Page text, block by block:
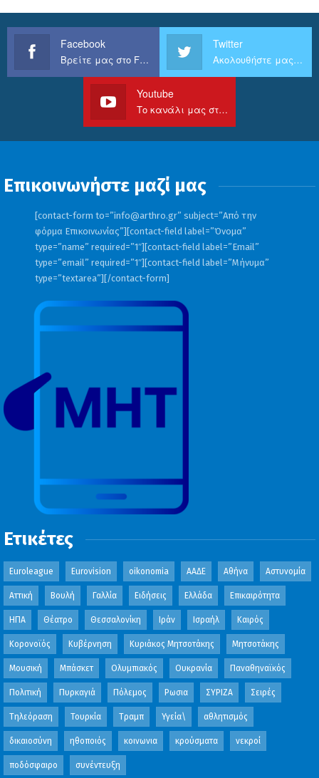
Facebook
Βρείτε μας στο Facebook
Twitter
Ακολουθήστε μας στο Twitter
Youtube
Το κανάλι μας στο Youtube
Επικοινωνήστε μαζί μας
[contact-form to=”info@arthro.gr” subject=”Από την
φόρμα Επικοινωνίας”][contact-field label=”Όνομα”
type=”name” required=”1″][contact-field label=”Email”
type=”email” required=”1″][contact-field label=”Μήνυμα”
type=”textarea”][/contact-form]
Ετικέτες
Euroleague Eurovision oikonomia ΑΑΔΕ Αθήνα Αστυνομία
Αττική Βουλή Γαλλία Ειδήσεις Ελλάδα Επικαιρότητα
ΗΠΑ Θέατρο Θεσσαλονίκη Ιράν Ισραήλ Καιρός
Κορονοϊός Κυβέρνηση Κυριάκος Μητσοτάκης Μητσοτάκης
Μουσική Μπάσκετ Ολυμπιακός Ουκρανία Παναθηναϊκός
Πολιτική Πυρκαγιά Πόλεμος Ρωσια ΣΥΡΙΖΑ Σειρές
Τηλεόραση Τουρκία Τραμπ Υγεία\ αθλητισμός
δικαιοσύνη ηθοποιός κοινωνια κρούσματα νεκροί
ποδόσφαιρο συνέντευξη